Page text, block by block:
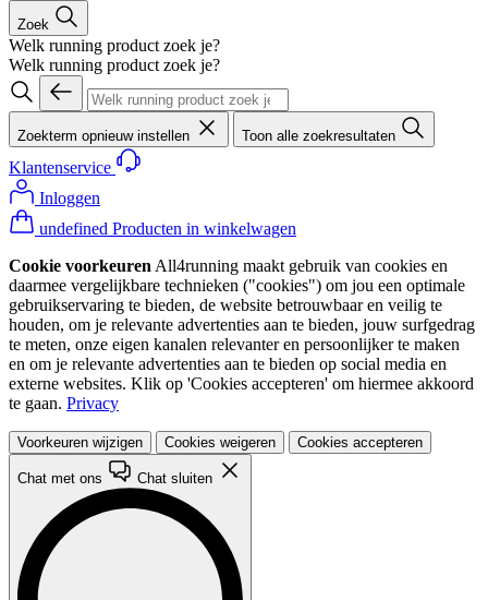
Zoek
Welk running product zoek je?
Welk running product zoek je?
Zoekterm opnieuw instellen Toon alle zoekresultaten
Klantenservice
Inloggen
undefined Producten in winkelwagen
Cookie voorkeuren All4running maakt gebruik van cookies en
daarmee vergelijkbare technieken ("cookies") om jou een optimale
gebruikservaring te bieden, de website betrouwbaar en veilig te
houden, om je relevante advertenties aan te bieden, jouw surfgedrag
te meten, onze eigen kanalen relevanter en persoonlijker te maken
en om je relevante advertenties aan te bieden op social media en
externe websites. Klik op 'Cookies accepteren' om hiermee akkoord
te gaan. Privacy
Voorkeuren wijzigen Cookies weigeren Cookies accepteren
Chat met ons Chat sluiten